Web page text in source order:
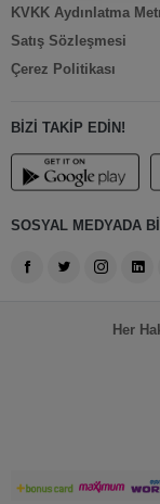
KVKK Aydınlatma
Satış Sözleşmesi
Çerez Politikası
BİZİ TAKİP EDİN!
SOSYAL MEDYADA
Her